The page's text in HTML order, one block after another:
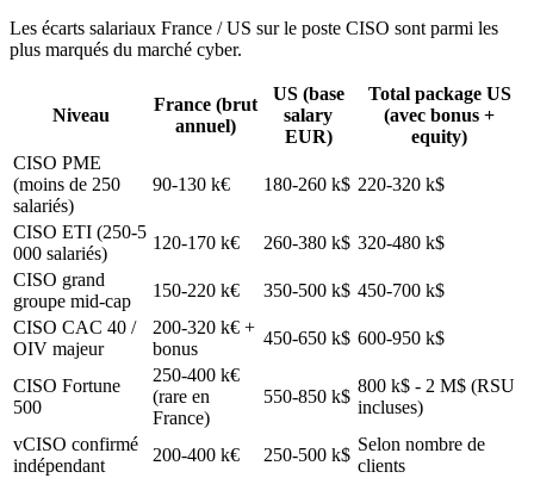
Les écarts salariaux France / US sur le poste CISO sont parmi les
plus marqués du marché cyber.
Niveau
France (brut
annuel)
US (base
salary
EUR)
Total package US
(avec bonus +
equity)
CISO PME
(moins de 250
salariés)
90-130 k€ 180-260 k$ 220-320 k$
CISO ETI (250-5
000 salariés)
120-170 k€ 260-380 k$ 320-480 k$
CISO grand
groupe mid-cap
150-220 k€ 350-500 k$ 450-700 k$
CISO CAC 40 /
OIV majeur
200-320 k€ +
bonus
450-650 k$ 600-950 k$
CISO Fortune
500
250-400 k€
(rare en
France)
550-850 k$
800 k$ - 2 M$ (RSU
incluses)
vCISO confirmé
indépendant
200-400 k€ 250-500 k$
Selon nombre de
clients